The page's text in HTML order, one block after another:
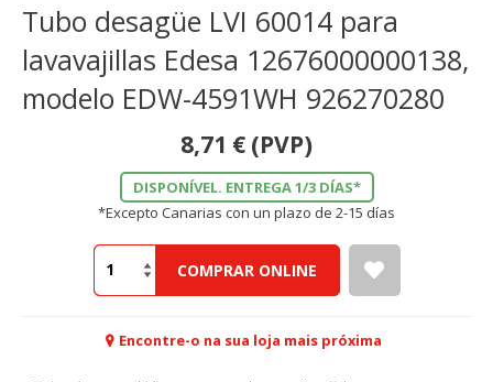
Tubo desagüe LVI 60014 para
lavavajillas Edesa 12676000000138,
modelo EDW-4591WH 926270280
8,71 € (PVP)
DISPONÍVEL. ENTREGA 1/3 DÍAS*
*Excepto Canarias con un plazo de 2-15 días
COMPRAR ONLINE
Encontre-o na sua loja mais próxima